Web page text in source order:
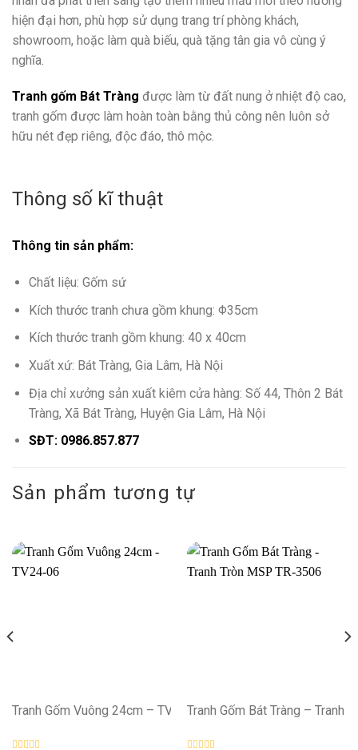
hiện đại hơn, phù hợp sử dụng trang trí phòng khách,
showroom, hoặc làm quà biếu, quà tặng tân gia vô cùng ý
nghĩa.
Tranh gốm Bát Tràng được làm từ đất nung ở nhiệt độ cao,
tranh gốm được làm hoàn toàn bằng thủ công nên luôn sở
hữu nét đẹp riêng, độc đáo, thô mộc.
Thông số kĩ thuật
Thông tin sản phẩm:
Chất liệu: Gốm sứ
Kích thước tranh chưa gồm khung: Φ35cm
Kích thước tranh gồm khung: 40 x 40cm
Xuất xứ: Bát Tràng, Gia Lâm, Hà Nội
Địa chỉ xưởng sản xuất kiêm cửa hàng: Số 44, Thôn 2 Bát
Tràng, Xã Bát Tràng, Huyện Gia Lâm, Hà Nội
SĐT: 0986.857.877
Sản phẩm tương tự
Tranh Gốm Vuông 24cm – TV24-06Tranh Gốm Bát Tràng – Tranh
MSP TR-3518